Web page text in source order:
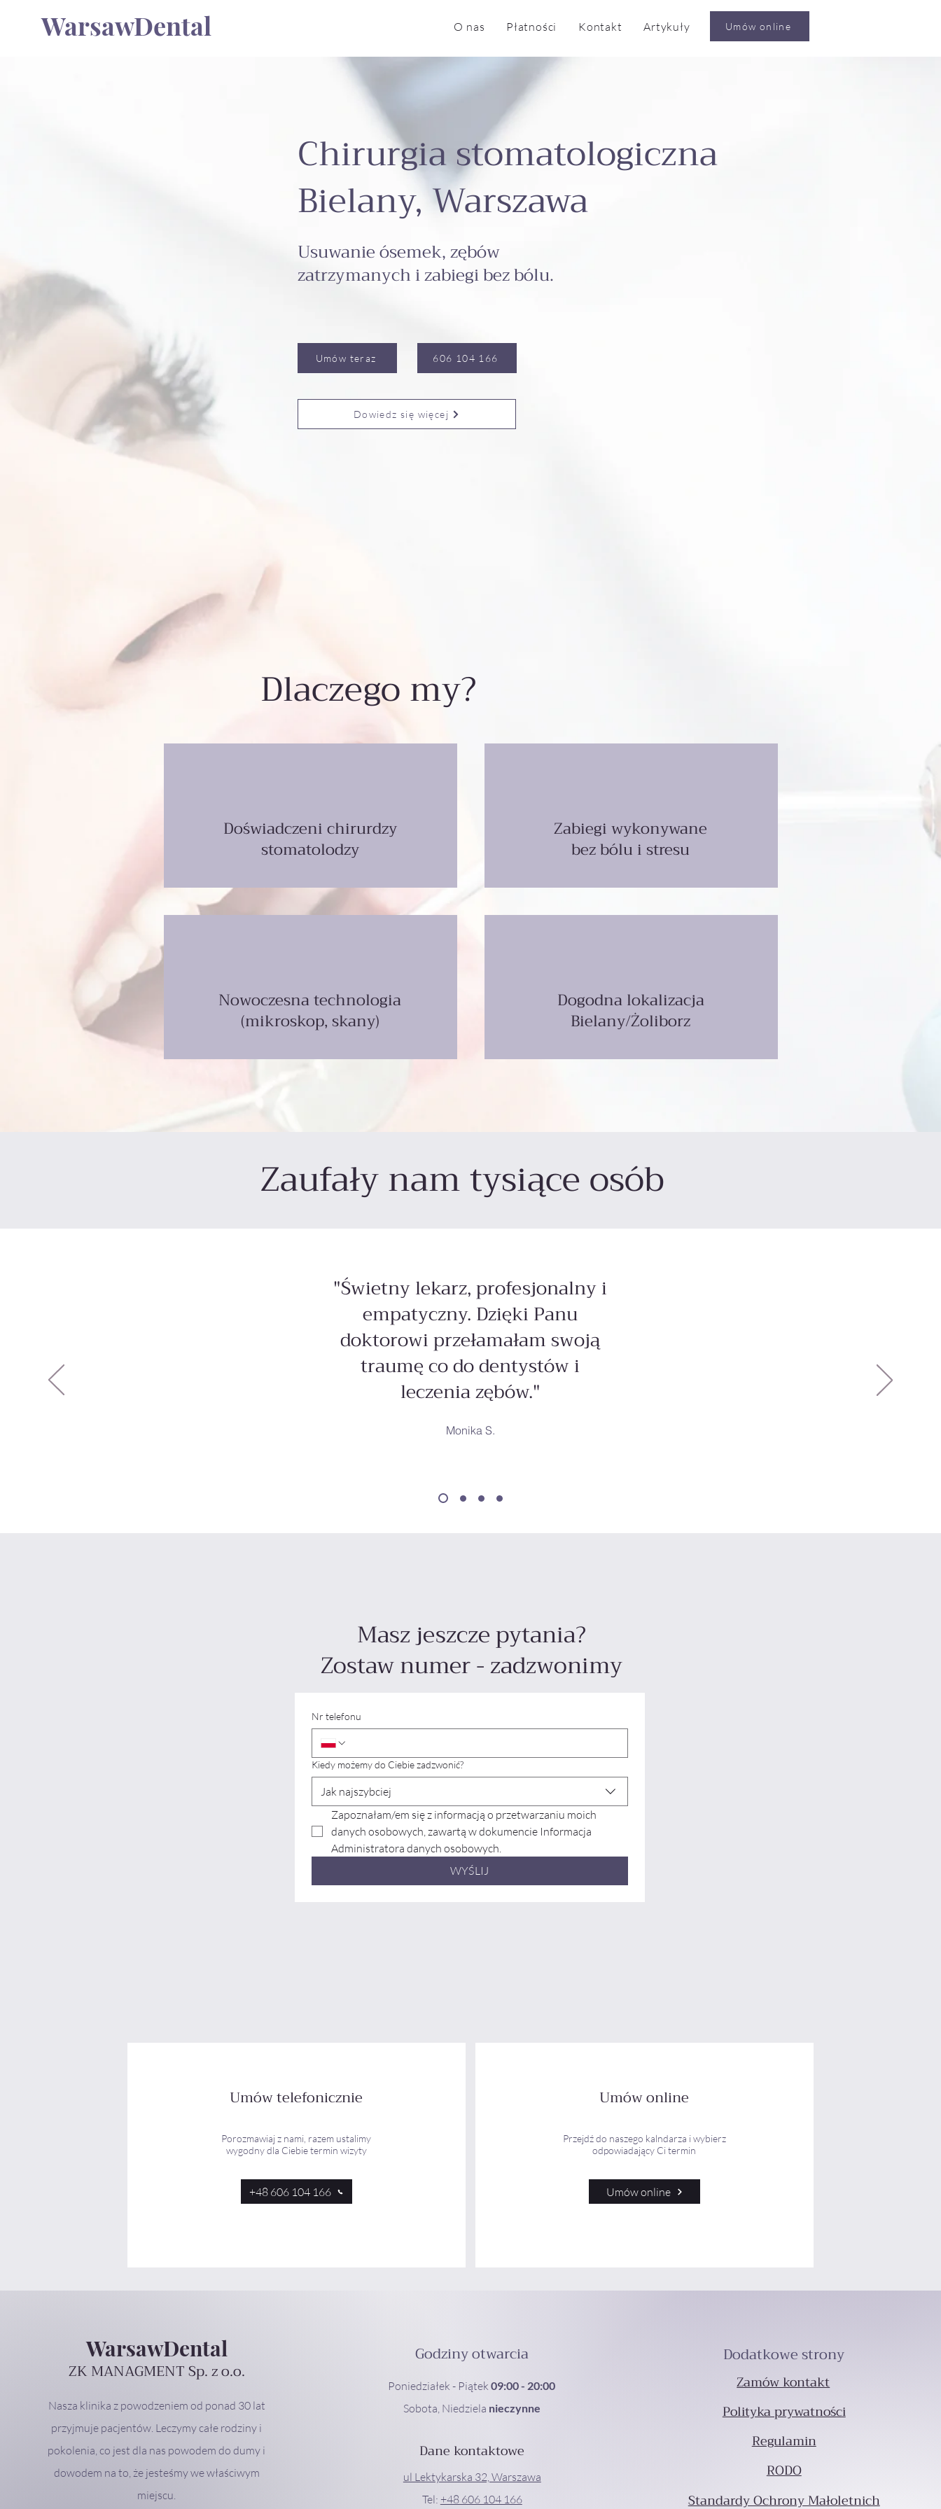
WarsawDental O nas Płatności Kontakt Artykuły Umów online
Chirurgia stomatologiczna
Bielany, Warszawa
Usuwanie ósemek, zębów
zatrzymanych i zabiegi bez bólu.
Umów teraz 606 104 166
Dowiedz się więcej
Dlaczego my?
Doświadczeni chirurdzy
stomatolodzy
Nowoczesna technologia
(mikroskop, skany)
Zabiegi wykonywane
bez bólu i stresu
Dogodna lokalizacja
Bielany/Żoliborz
Zaufały nam tysiące osób
"Świetny lekarz, profesjonalny i
empatyczny. Dzięki Panu
doktorowi przełamałam swoją
traumę co do dentystów i
leczenia zębów."
Monika S.
Masz jeszcze pytania?
Zostaw numer - zadzwonimy
Nr telefonu
Kiedy możemy do Ciebie zadzwonić?
Jak najszybciej
Zapoznałam/em się z informacją o przetwarzaniu moich
danych osobowych, zawartą w dokumencie Informacja
Administratora danych osobowych.
WYŚLIJ
Umów telefonicznie
Porozmawiaj z nami, razem ustalimy
wygodny dla Ciebie termin wizyty
+48 606 104 166
Umów online
Przejdź do naszego kalndarza i wybierz
odpowiadający Ci termin
Umów online
WarsawDental
ZK MANAGMENT Sp. z o.o.
Nasza klinika z powodzeniem od ponad 30 lat
przyjmuje pacjentów. Leczymy całe rodziny i
pokolenia, co jest dla nas powodem do dumy i
dowodem na to, że jesteśmy we właściwym
miejscu.
Godziny otwarcia
Poniedziałek - Piątek09:00 - 20:00
Sobota, Niedziela nieczynne
Dane kontaktowe
ul Lektykarska 32, Warszawa
Tel: +48 606 104 166
Dodatkowe strony
Zamów kontakt
Polityka prywatności
Regulamin
RODO
Standardy Ochrony Małoletnich